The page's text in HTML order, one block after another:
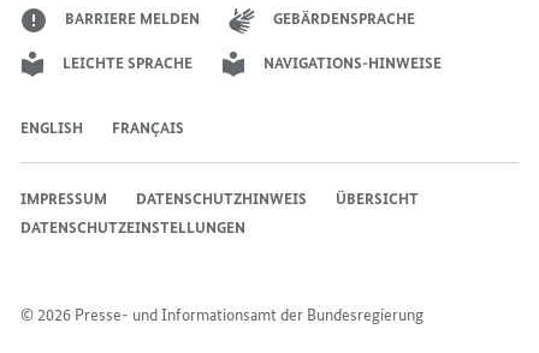
BARRIERE MELDEN GEBÄRDENSPRACHE
LEICHTE SPRACHE NAVIGATIONS-HINWEISE
ENGLISH FRANÇAIS
© 2026 Presse- und Informationsamt der Bundesregierung
IMPRESSUM DATENSCHUTZHINWEIS
ÜBERSICHT
DATENSCHUTZEINSTELLUNGEN